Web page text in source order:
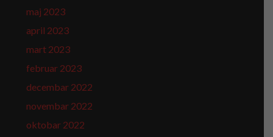
maj 2023
april 2023
mart 2023
februar 2023
decembar 2022
novembar 2022
oktobar 2022